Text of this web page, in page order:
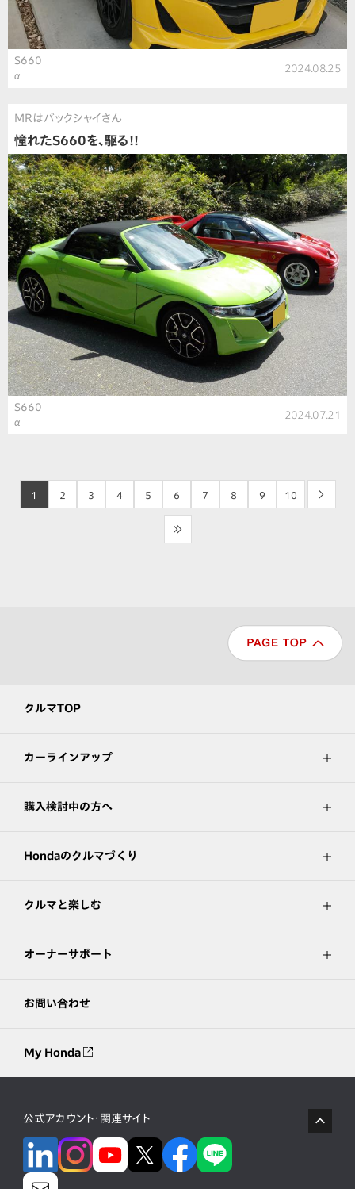
S660
α
2024.08.25
MRはバックシャイさん
憧れたS660を、駆る!!
S660
α
2024.07.21
1 2 3 4 5 6 7 8 9 10 >
>>
クルマTOP
カーラインアップ
購入検討中の方へ
Hondaのクルマづくり
クルマと楽しむ
オーナーサポート
お問い合わせ
My Honda
公式アカウント・関連サイト